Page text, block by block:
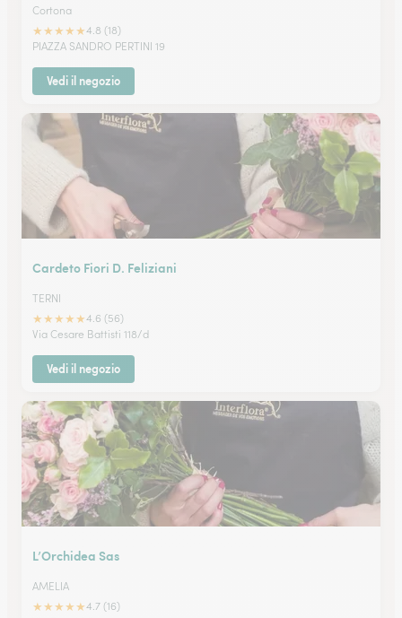
Cortona
★★★★★4.8 (18)
PIAZZA SANDRO PERTINI 19
Vedi il negozio
Cardeto Fiori D. Feliziani
TERNI
★★★★★4.6 (56)
Via Cesare Battisti 118/d
Vedi il negozio
L’Orchidea Sas
AMELIA
★★★★★4.7 (16)